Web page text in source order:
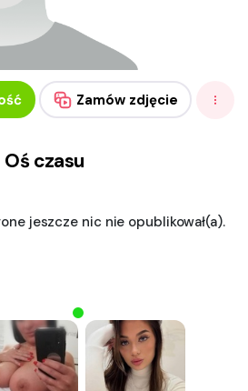
Zamów zdjęcie
Oś czasu
jeszcze nic nie opublikował(a).